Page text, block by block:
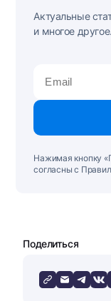
Актуальные
и многое другое.
Нажимая кнопку
согласны с
Поделиться